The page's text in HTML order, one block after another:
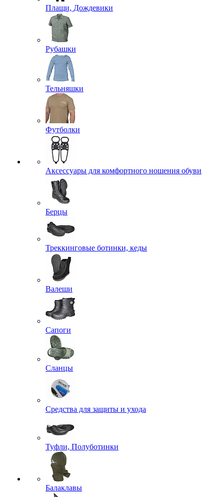
Плащи, Дождевики
Рубашки
Тельняшки
Футболки
Аксессуары для комфортного ношения обуви
Берцы
Треккинговые ботинки, кеды
Валеши
Сапоги
Сланцы
Средства для защиты и ухода
Туфли, Полуботинки
Балаклавы